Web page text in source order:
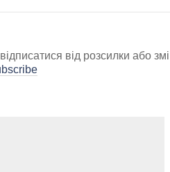
від розсилки або